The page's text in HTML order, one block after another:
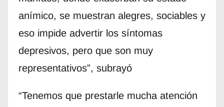
anímico, se muestran alegres, sociables y
eso impide advertir los síntomas
depresivos, pero que son muy
representativos”, subrayó
“Tenemos que prestarle mucha atención